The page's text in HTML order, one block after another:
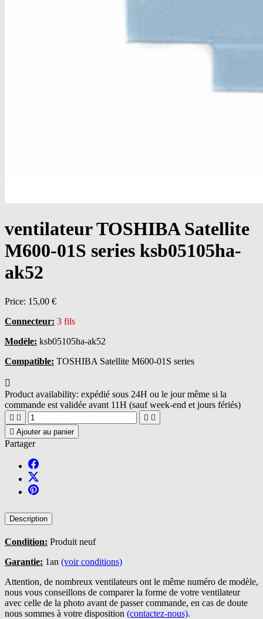
ventilateur TOSHIBA Satellite
M600-01S series ksb05105ha-
ak52
Price: 15,00 €
Connecteur: 3 fils
Modèle: ksb05105ha-ak52
Compatible: TOSHIBA Satellite M600-01S series

Product availability: expédié sous 24H ou le jour même si la
commande est validée avant 11H (sauf week-end et jours fériés)
   
 Ajouter au panier
Partager
Description
Condition: Produit neuf
Garantie: 1an (voir conditions)
Attention, de nombreux ventilateurs ont le même numéro de modèle,
nous vous conseillons de comparer la forme de votre ventilateur
avec celle de la photo avant de passer commande, en cas de doute
nous sommes à votre disposition (contactez-nous).